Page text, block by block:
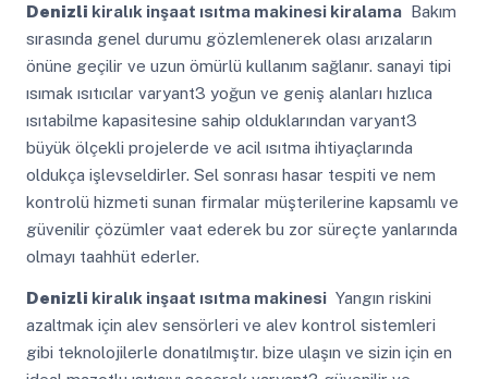
Denizli kiralık inşaat ısıtma makinesi kiralamaBakım
sırasında genel durumu gözlemlenerek olası arızaların
önüne geçilir ve uzun ömürlü kullanım sağlanır. sanayi tipi
ısımak ısıtıcılar varyant3 yoğun ve geniş alanları hızlıca
ısıtabilme kapasitesine sahip olduklarından varyant3
büyük ölçekli projelerde ve acil ısıtma ihtiyaçlarında
oldukça işlevseldirler. Sel sonrası hasar tespiti ve nem
kontrolü hizmeti sunan firmalar müşterilerine kapsamlı ve
güvenilir çözümler vaat ederek bu zor süreçte yanlarında
olmayı taahhüt ederler.
Denizli kiralık inşaat ısıtma makinesiYangın riskini
azaltmak için alev sensörleri ve alev kontrol sistemleri
gibi teknolojilerle donatılmıştır. bize ulaşın ve sizin için en